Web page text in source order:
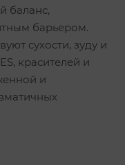
баланс,
барьером.
сухости, зуду и
красителей и
и